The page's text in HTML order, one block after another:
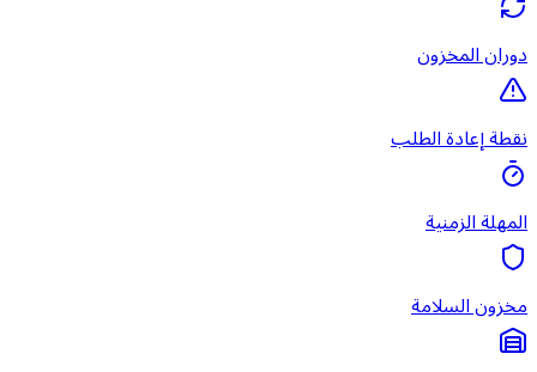
دوران المخزون
نقطة إعادة الطلب
المهلة الزمنية
مخزون السلامة